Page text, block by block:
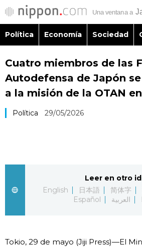
Política
Vida
Política Economía Sociedad
Cuatro miembros de las
Autodefensa de Japón
a la misión de la OTAN
Política 29/05/2026
Leer en otro
English
日本語 简体字
Español
العربية
Tokio, 29 de mayo (Jiji Press)—El